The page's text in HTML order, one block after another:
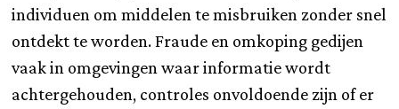
individuen om middelen te misbruiken zonder snel
ontdekt te worden. Fraude en omkoping gedijen
vaak in omgevingen waar informatie wordt
achtergehouden, controles onvoldoende zijn of er